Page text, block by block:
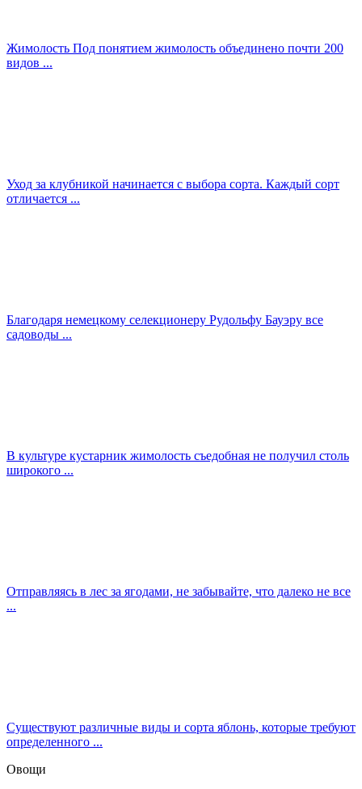
Жимолость Под понятием жимолость объединено почти 200
видов ...
Уход за клубникой начинается с выбора сорта. Каждый сорт
отличается ...
Благодаря немецкому селекционеру Рудольфу Бауэру все
садоводы ...
В культуре кустарник жимолость съедобная не получил столь
широкого ...
Отправляясь в лес за ягодами, не забывайте, что далеко не все
...
Существуют различные виды и сорта яблонь, которые требуют
определенного ...
Овощи